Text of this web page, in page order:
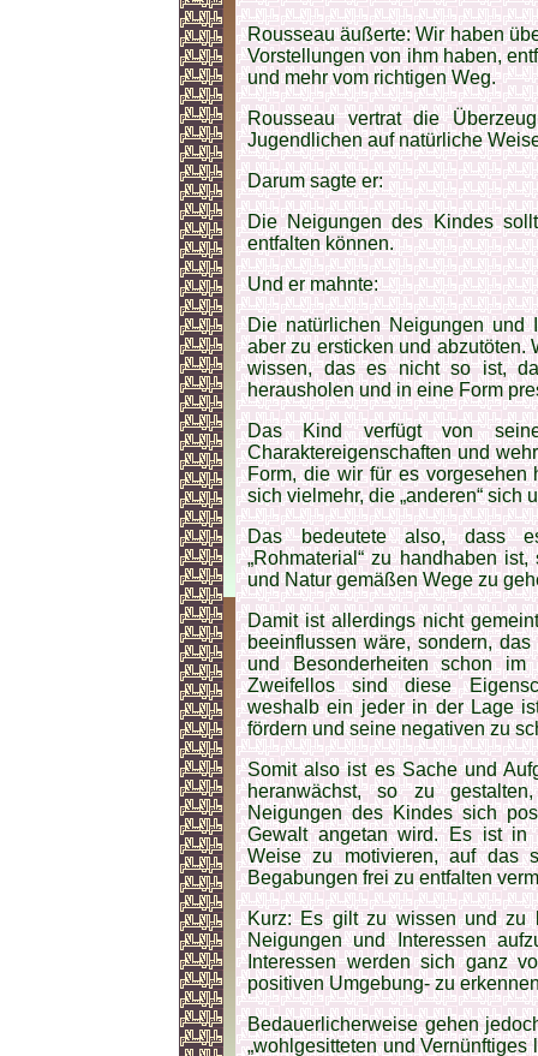
Rousseau äußerte: Wir haben
Vorstellungen von ihm haben,
und mehr vom richtigen Weg.
Rousseau vertrat die
Jugendlichen auf natürliche
Darum sagte er:
Die Neigungen des Kindes
entfalten können.
Und er mahnte:
Die natürlichen Neigungen und
aber zu ersticken und abzutöten.
wissen, das es nicht so ist,
herausholen und in eine Form
Das Kind verfügt von
Charaktereigenschaften und
Form, die wir für es vorgesehen
sich vielmehr, die „anderen“
Das bedeutete also, dass
„Rohmaterial“ zu handhaben
und Natur gemäßen Wege zu
Damit ist allerdings nicht
beeinflussen wäre, sondern,
und Besonderheiten schon im
Zweifellos sind diese
weshalb ein jeder in der Lage
fördern und seine negativen zu
Somit also ist es Sache und
heranwächst, so zu
Neigungen des Kindes sich
Gewalt angetan wird. Es ist in
Weise zu motivieren, auf das
Begabungen frei zu entfalten
Kurz: Es gilt zu wissen und zu
Neigungen und Interessen
Interessen werden sich ganz
positiven Umgebung- zu
Bedauerlicherweise gehen
„wohlgesitteten und